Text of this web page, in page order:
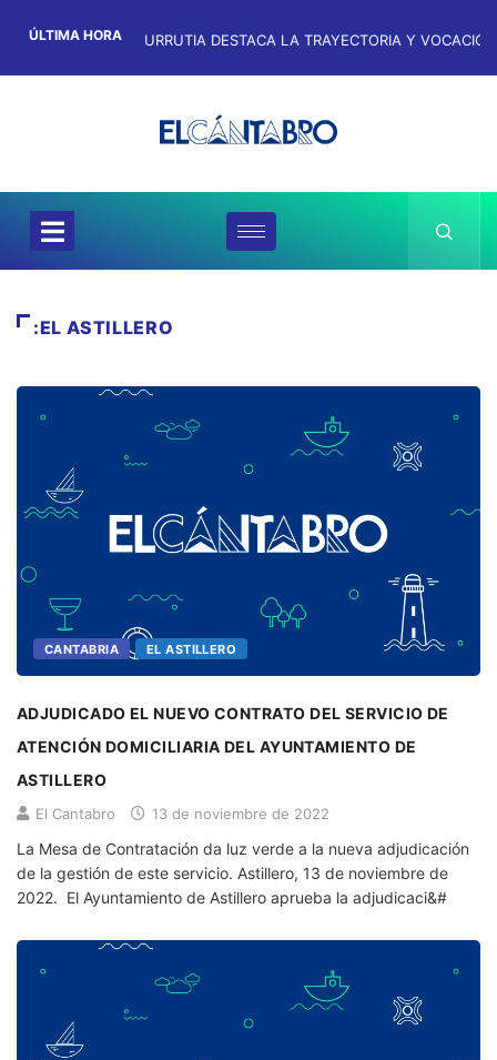
ÚLTIMA HORA
:EL ASTILLERO
CANTABRIA EL ASTILLERO
ADJUDICADO EL NUEVO CONTRATO DEL SERVICIO DE
ATENCIÓN DOMICILIARIA DEL AYUNTAMIENTO DE
ASTILLERO
El Cantabro 13 de noviembre de 2022
La Mesa de Contratación da luz verde a la nueva adjudicación
de la gestión de este servicio. Astillero, 13 de noviembre de
2022. El Ayuntamiento de Astillero aprueba la adjudicaci&#